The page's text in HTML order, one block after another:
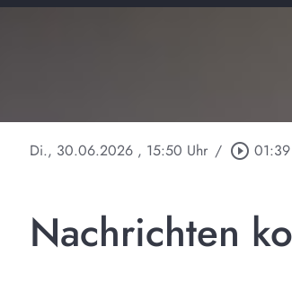
Di., 30.06.2026 , 15:50 Uhr / play_circle_outline 01:39
Nachrichten